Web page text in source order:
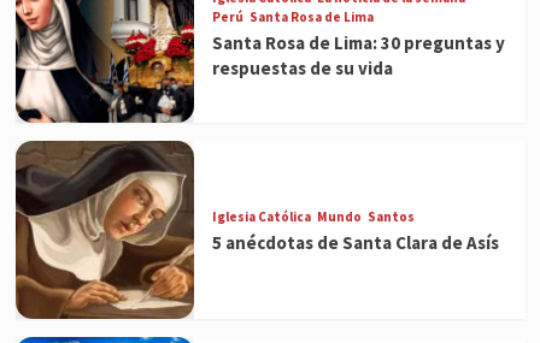
Perú Santa Rosa de Lima
Santa Rosa de Lima: 30 preguntas y
respuestas de su vida
Iglesia Católica Mundo Santos
5 anécdotas de Santa Clara de Asís